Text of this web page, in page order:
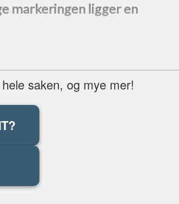
markeringen ligger en
saken, og mye mer!